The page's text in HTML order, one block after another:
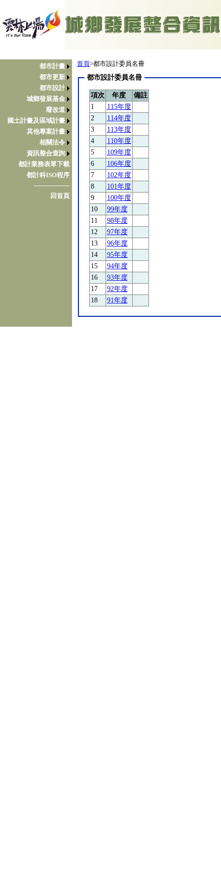
都市計畫
都市更新
都市設計
城鄉發展基金
廢改道
國土計畫及區域計畫
其他專案計畫
相關法令
資訊整合查詢
都計業務表單下載
都計科ISO程序
────────
回首頁
首頁>都市設計委員名冊
都市設計委員名冊
項次 年度
備註
1
115年度
2
114年度
3
113年度
4
110年度
5
109年度
6
106年度
7
102年度
8
101年度
9
100年度
10
99年度
11
98年度
12
97年度
13
96年度
14
95年度
15
94年度
16
93年度
17
92年度
18
91年度